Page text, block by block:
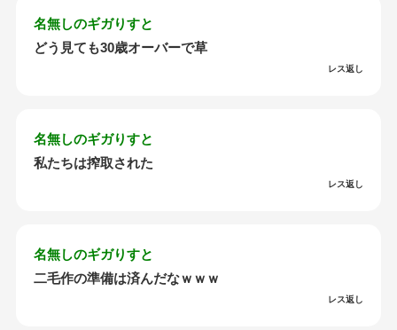
名無しのギガりすと
どう見ても30歳オーバーで草
レス返し
名無しのギガりすと
私たちは搾取された
レス返し
名無しのギガりすと
二毛作の準備は済んだなｗｗｗ
レス返し